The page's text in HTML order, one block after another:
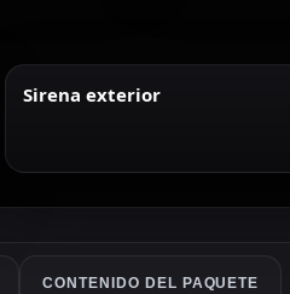
Sirena exterior
CONTENIDO DEL PAQUETE